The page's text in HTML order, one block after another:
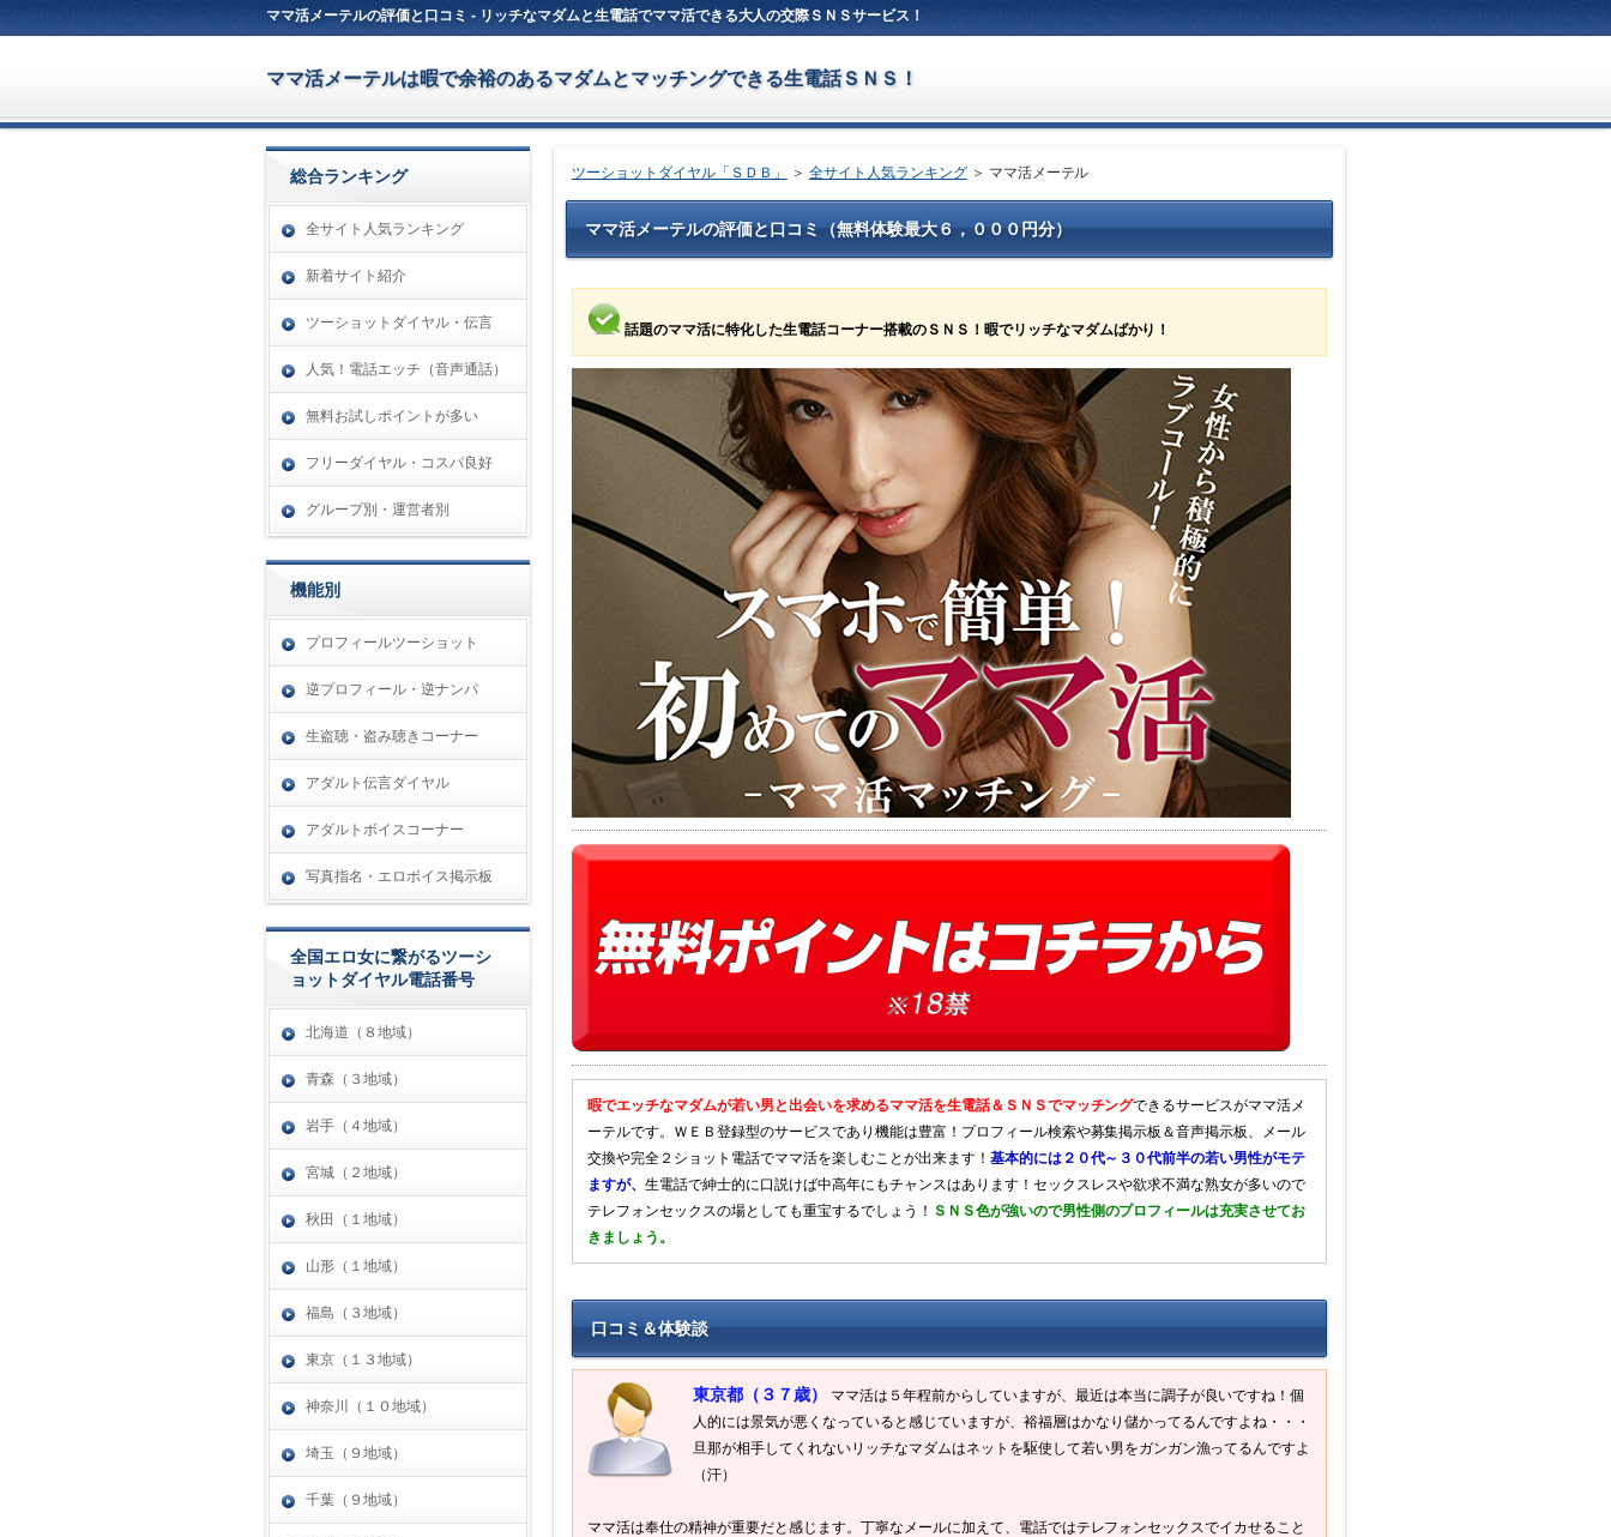
ママ活メーテルの評価と口コミ - リッチなマダムと生電話でママ活できる大人の交際ＳＮＳサービス！
ママ活メーテルは暇で余裕のあるマダムとマッチングできる生電話ＳＮＳ！
ツーショットダイヤル「ＳＤＢ」 ＞ 全サイト人気ランキング＞ ママ活メーテル
ママ活メーテルの評価と口コミ（無料体験最大６，０００円分）
話題のママ活に特化した生電話コーナー搭載のＳＮＳ！暇でリッチなマダムばかり！
暇でエッチなマダムが若い男と出会いを求めるママ活を生電話＆ＳＮＳでマッチングできるサービスがママ活メ
ーテルです。ＷＥＢ登録型のサービスであり機能は豊富！プロフィール検索や募集掲示板＆音声掲示板、メール
交換や完全２ショット電話でママ活を楽しむことが出来ます！ 基本的には２０代～３０代前半の若い男性がモテ
ますが、 生電話で紳士的に口説けば中高年にもチャンスはあります！セックスレスや欲求不満な熟女が多いので
テレフォンセックスの場としても重宝するでしょう！ ＳＮＳ色が強いので男性側のプロフィールは充実させてお
きましょう。
口コミ＆体験談
東京都（３７歳）
ママ活は５年程前からしていますが、最近は本当に調子が良いですね！個
人的には景気が悪くなっていると感じていますが、裕福層はかなり儲かってるんですよね・・・
旦那が相手してくれないリッチなマダムはネットを駆使して若い男をガンガン漁ってるんですよ
（汗）
ママ活は奉仕の精神が重要だと感じます。丁寧なメールに加えて、電話ではテレフォンセックスでイカせること
総合ランキング
全サイト人気ランキング
新着サイト紹介
ツーショットダイヤル・伝言
人気！電話エッチ（音声通話）
無料お試しポイントが多い
フリーダイヤル・コスパ良好
グループ別・運営者別
機能別
プロフィールツーショット
逆プロフィール・逆ナンパ
生盗聴・盗み聴きコーナー
アダルト伝言ダイヤル
アダルトボイスコーナー
写真指名・エロボイス掲示板
全国エロ女に繋がるツーシ
ョットダイヤル電話番号
北海道（８地域）
青森（３地域）
岩手（４地域）
宮城（２地域）
秋田（１地域）
山形（１地域）
福島（３地域）
東京（１３地域）
神奈川（１０地域）
埼玉（９地域）
千葉（９地域）